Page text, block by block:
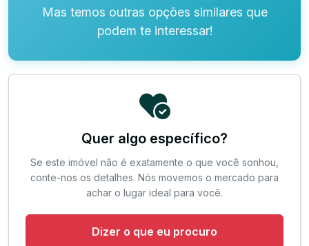
Mas temos outras opções similares que
podem te interessar!
Quer algo específico?
Se este imóvel não é exatamente o que você sonhou,
conte-nos os detalhes. Nós movemos o mercado para
achar o lugar ideal para você.
Dizer o que eu procuro